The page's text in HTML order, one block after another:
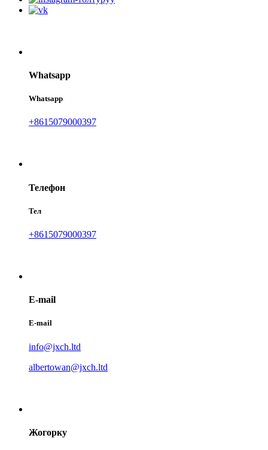
Whatsapp
Whatsapp
+8615079000397
Телефон
Тел
+8615079000397
E-mail
E-mail
info@jxch.ltd
albertowan@jxch.ltd
Жогорку